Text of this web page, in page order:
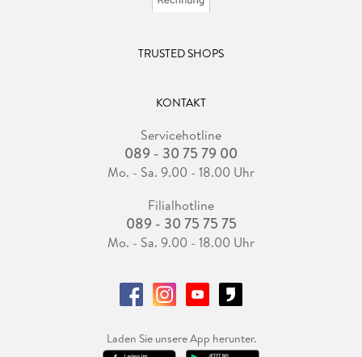
TRUSTED SHOPS
KONTAKT
Servicehotline
089 - 30 75 79 00
Mo. - Sa. 9.00 - 18.00 Uhr
Filialhotline
089 - 30 75 75 75
Mo. - Sa. 9.00 - 18.00 Uhr
Laden Sie unsere App herunter.